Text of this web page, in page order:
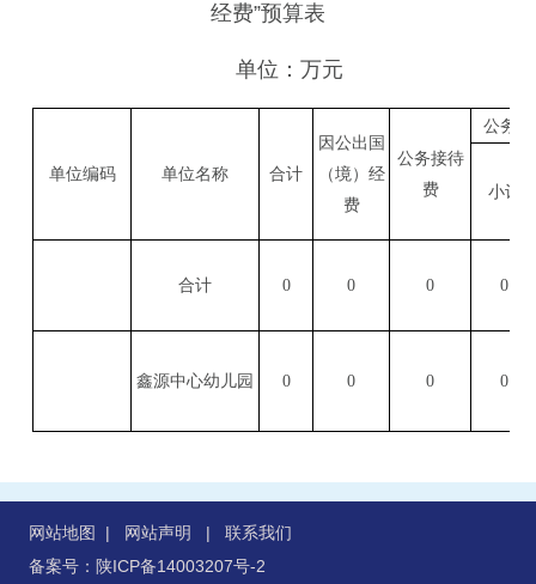
经费”预算表
单位：万元
单位编码 单位名称 合计
因公出国
（境）经
费
公务接待
费
公务
小计
合计 0 0 0 0
鑫源中心幼儿园 0 0 0 0
网站地图 | 网站声明 | 联系我们
备案号：陕ICP备14003207号-2